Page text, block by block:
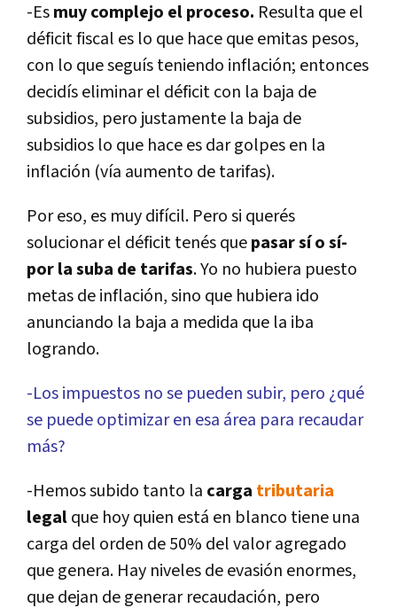
-Esmuy complejo el proceso. Resulta que el
déficit fiscal es lo que hace que emitas pesos,
con lo que seguí­s teniendo inflación; entonces
decidí­s eliminar el déficit con la baja de
subsidios, pero justamente la baja de
subsidios lo que hace es dar golpes en la
inflación (ví­a aumento de tarifas).
Por eso, es muy difí­cil. Pero si querés
solucionar el déficit tenés quepasar sí­ o sí­
por la suba de tarifas. Yo no hubiera puesto
metas de inflación, sino que hubiera ido
anunciando la baja a medida que la iba
logrando.
-Los impuestos no se pueden subir, pero ¿qué
se puede optimizar en esa área para recaudar
más?
-Hemos subido tanto la carga tributaria
legalque hoy quien está en blanco tiene una
carga del orden de 50% del valor agregado
que genera. Hay niveles de evasión enormes,
que dejan de generar recaudación, pero